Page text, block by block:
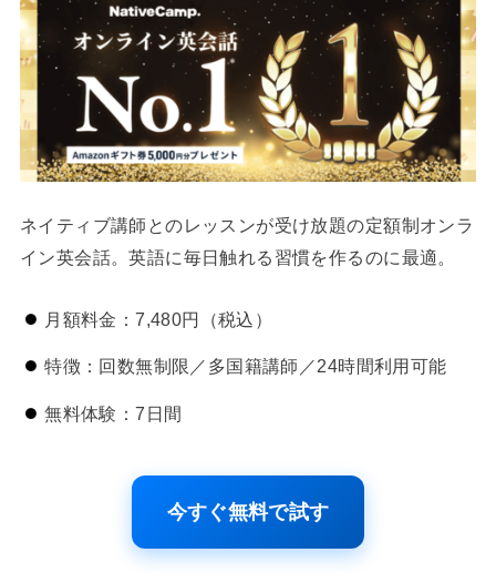
ネイティブ講師とのレッスンが受け放題の定額制オンラ
イン英会話。英語に毎日触れる習慣を作るのに最適。
月額料金：7,480円（税込）
特徴：回数無制限／多国籍講師／24時間利用可能
無料体験：7日間
今すぐ無料で試す